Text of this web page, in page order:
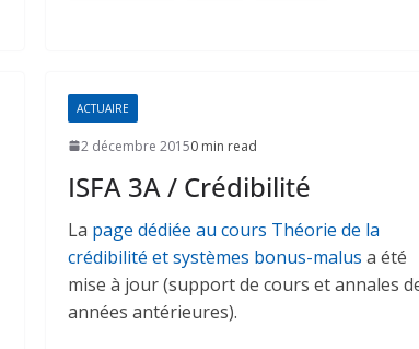
ACTUAIRE
2 décembre 20150 min read
ISFA 3A / Crédibilité
La page dédiée au cours Théorie de la
crédibilité et systèmes bonus-malus a été
mise à jour (support de cours et annales
années antérieures).